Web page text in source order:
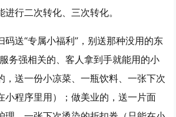
行二次转化、三次转化。
码送“专属小福利” ，别送那种没用的东
务强相关的、客人拿到手就能用的小
，送一份小凉菜、一瓶饮料、一张下次
小程序里用）；做美业的，送一片面